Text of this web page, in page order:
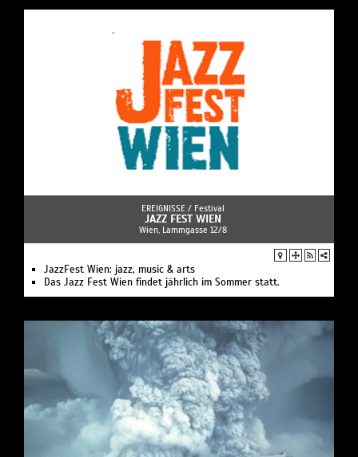
EREIGNISSE / Festival
JAZZ FEST WIEN
Wien, Lammgasse 12/8
JazzFest Wien: jazz, music & arts
Das Jazz Fest Wien findet jährlich im Sommer statt.